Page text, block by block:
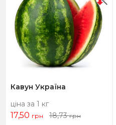
Кавун Україна
ціна за 1 кг
17,50 грн 18,73грн